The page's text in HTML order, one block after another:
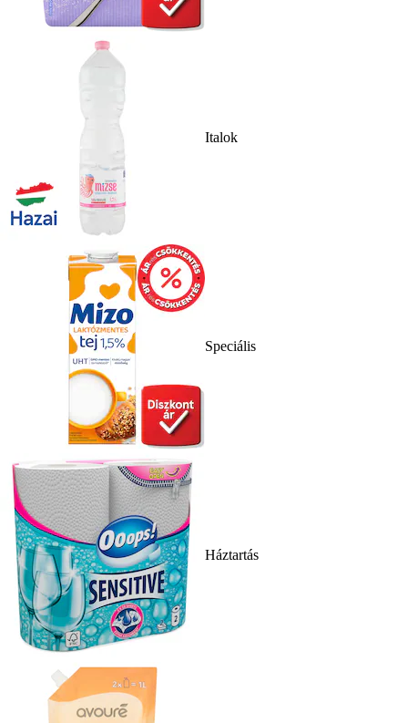
Italok
Speciális
Háztartás